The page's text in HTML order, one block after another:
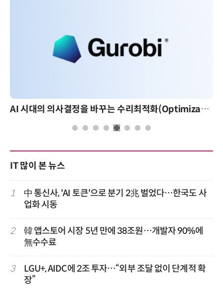
AI 시대의 의사결정을 바꾸는 수리최적화(Optimization): 실제 산업 적용 사례와 활용 전략
IT 많이 본 뉴스
1
中 통신사, 'AI 토큰'으로 분기 2兆 벌었다…한국도 사
업화 시동
2
韓 앱스토어 시장 5년 만에 38조원…개발자 90%에
無수수료
3
LGU+, AIDC에 2조 투자…“외부 조달 없이 단계적 확
장”